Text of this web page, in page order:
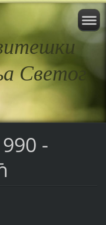
Светог
-